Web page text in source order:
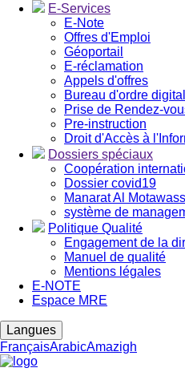
E-Services
E-Note
Offres d'Emploi
Géoportail
E-réclamation
Appels d'offres
Bureau d'ordre digital
Prise de Rendez-
Pre-instruction
Droit d'Accès à
Dossiers spéciaux
Coopération
Dossier covid19
Manarat Al
système de
Politique Qualité
Engagement de la
Manuel de qualité
Mentions légales
E-NOTE
Espace MRE
Langues
FrançaisArabicAmazigh